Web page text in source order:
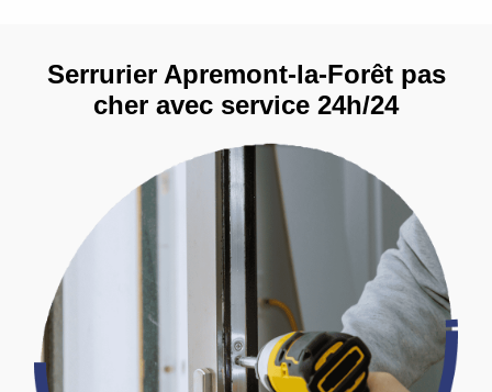
Serrurier Apremont-la-Forêt pas
cher avec service 24h/24